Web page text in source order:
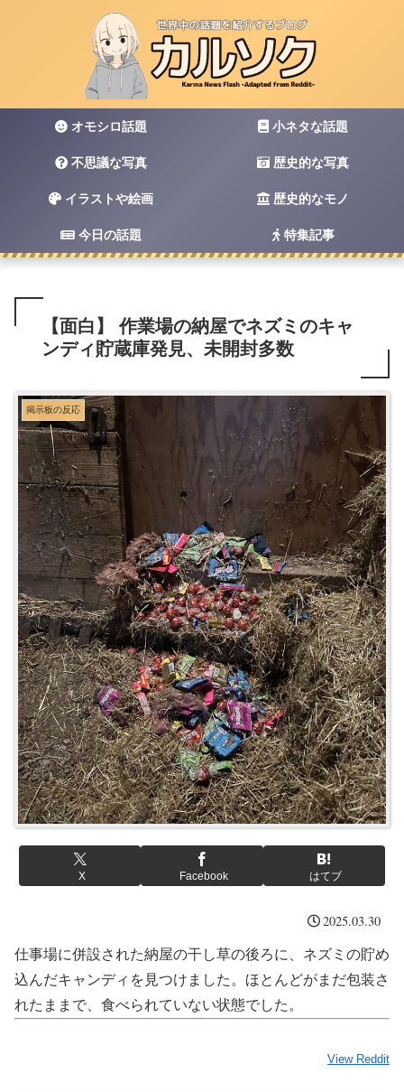
オモシロ話題 小ネタな話題
不思議な写真 歴史的な写真
イラストや絵画 歴史的なモノ
今日の話題 特集記事
【面白】 作業場の納屋でネズミのキャ
ンディ貯蔵庫発見、未開封多数
掲示板の反応
X Facebook はてブ
2025.03.30
仕事場に併設された納屋の干し草の後ろに、ネズミの貯め
込んだキャンディを見つけました。ほとんどがまだ包装さ
れたままで、食べられていない状態でした。
View Reddit